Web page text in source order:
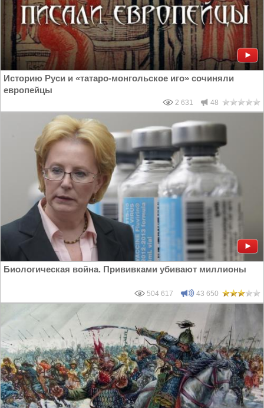
Историю Руси и «татаро-монгольское иго» сочиняли
европейцы
2 631 48
Биологическая война. Прививками убивают миллионы
504 617 43 650